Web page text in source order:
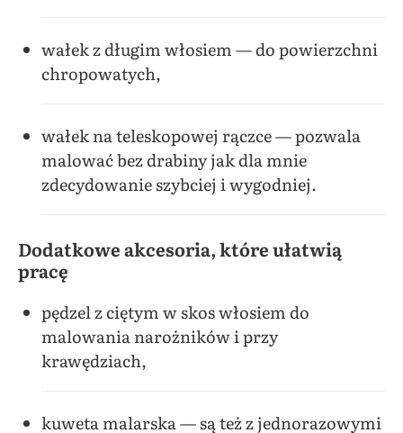
wałek z długim włosiem — do powierzchni
chropowatych,
wałek na teleskopowej rączce — pozwala
malować bez drabiny jak dla mnie
zdecydowanie szybciej i wygodniej.
Dodatkowe akcesoria, które ułatwią
pracę
pędzel z ciętym w skos włosiem do
malowania narożników i przy
krawędziach,
kuweta malarska — są też z jednorazowymi